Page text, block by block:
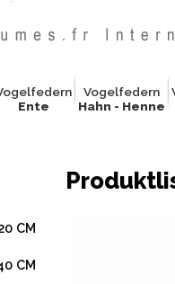
ern
Ente
Vogelfedern
Hahn - Henne
CM
CM